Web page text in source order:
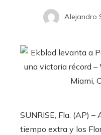
Alejandro
SUNRISE, Fla. (AP)
tiempo extra y los